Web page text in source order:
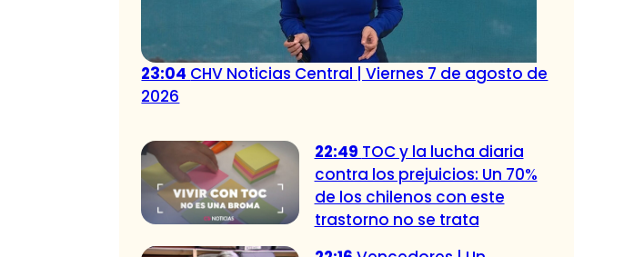
23:04 CHV Noticias Central | Viernes 7 de agosto de
2026
22:49 TOC y la lucha diaria
contra los prejuicios: Un 70%
de los chilenos con este
trastorno no se trata